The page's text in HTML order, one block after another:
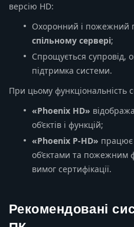
версію HD:
Охоронний і пожежний
спільному сервері;
Спрощується супровід,
підтримка системи.
При цьому функціональність
«Phoenix HD»
об’єктів і функцій;
«Phoenix P-HD»
об’єктами та пожежним
вимог сертифікації.
Рекомендовані